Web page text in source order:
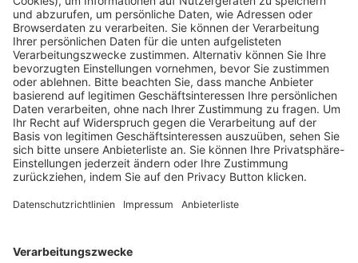
Pässe und Vereinswechsel
Trainerausbildung
Schulungsangebot Vereinsmitarbeiter
BFV-Geschäftsstellen
Trainerbörse
Login SpielPlus
FOLGE DEM BFV